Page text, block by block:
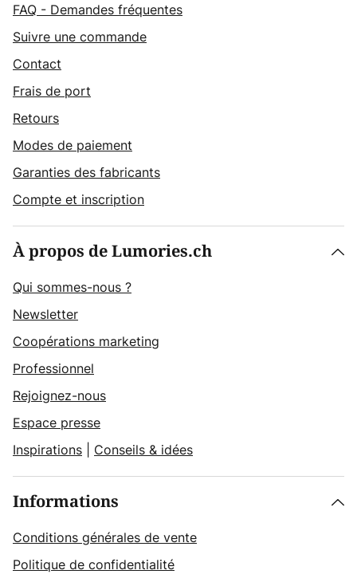
FAQ - Demandes fréquentes
Suivre une commande
Contact
Frais de port
Retours
Modes de paiement
Garanties des fabricants
Compte et inscription
À propos de Lumories.ch
Qui sommes-nous ?
Newsletter
Coopérations marketing
Professionnel
Rejoignez-nous
Espace presse
Inspirations
Conseils & idées
Informations
Conditions générales de vente
Politique de confidentialité